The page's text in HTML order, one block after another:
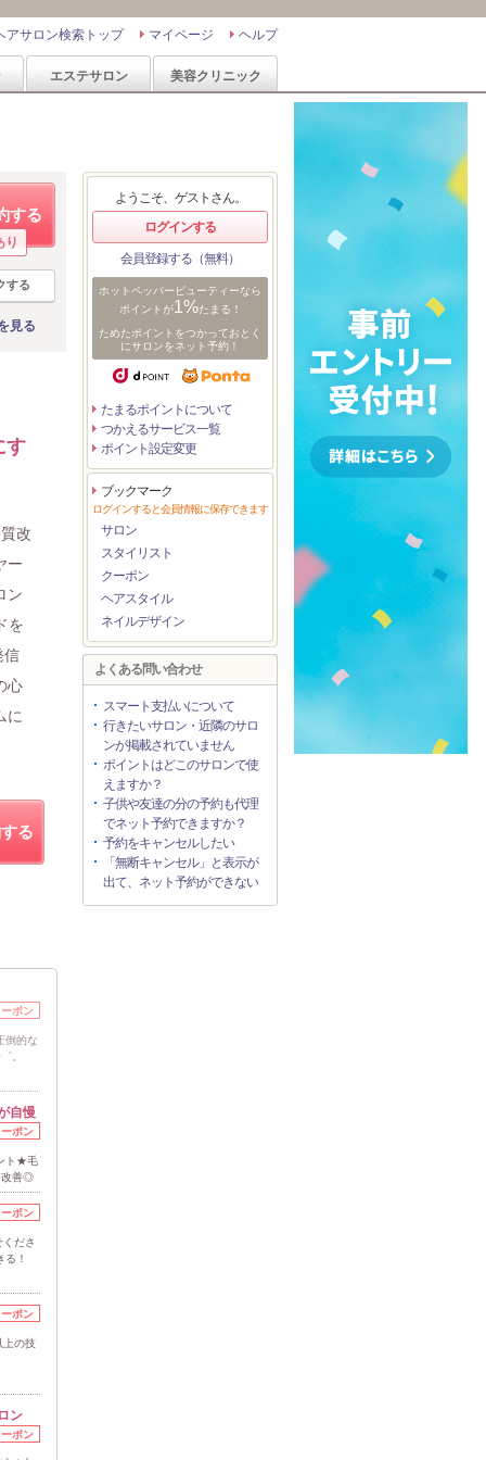
ヘルプ
マイページ
アサロン検索トップ
エステサロン 美容クリニック
する
り
する
見る
す
改
ー
ン
を
信
心
に
る
ポン
倒的な
。
自慢
ポン
ト★毛
改善◎
ポン
ださ
！
ポン
上の技
ン
ポン
ようこそ、ゲストさん。
ログインする
会員登録する（無料）
ホットペッパービューティーなら
ポイントが1%たまる！
ためたポイントをつかっておとく
にサロンをネット予約！
たまるポイントについて
つかえるサービス一覧
ポイント設定変更
ブックマーク
ログインすると会員情報に保存できます
サロン
スタイリスト
クーポン
ヘアスタイル
ネイルデザイン
よくある問い合わせ
スマート支払いについて
行きたいサロン・近隣のサロ
ンが掲載されていません
ポイントはどこのサロンで使
えますか？
子供や友達の分の予約も代理
でネット予約できますか？
予約をキャンセルしたい
「無断キャンセル」と表示が
出て、ネット予約ができない